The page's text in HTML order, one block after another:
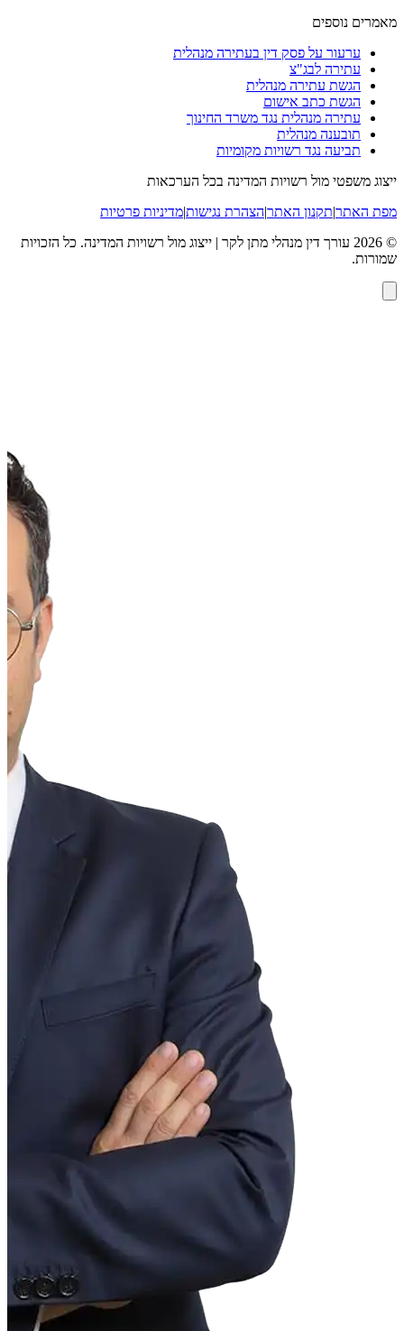
מאמרים נוספים
ערעור על פסק דין בעתירה מנהלית
עתירה לבג"צ
הגשת עתירה מנהלית
הגשת כתב אישום
עתירה מנהלית נגד משרד החינוך
תובענה מנהלית
תביעה נגד רשויות מקומיות
ייצוג משפטי מול רשויות המדינה בכל הערכאות
מפת האתר|תקנון האתר|הצהרת נגישות|מדיניות פרטיות
©
2026 עורך דין מנהלי מתן לקר | ייצוג מול רשויות המדינה. כל הזכויות
שמורות.